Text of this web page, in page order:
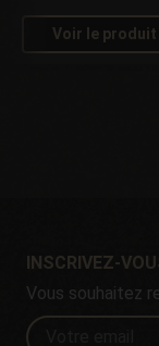
Voir le produit
INSCRIVEZ-
Vous souhaitez